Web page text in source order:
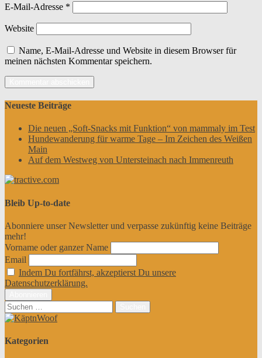
E-Mail-Adresse *
Website
Name, E-Mail-Adresse und Website in diesem Browser für
meinen nächsten Kommentar speichern.
Neueste Beiträge
Die neuen „Soft-Snacks mit Funktion“ von mammaly im Test
Hundewanderung für warme Tage – Im Zeichen des Weißen
Main
Auf dem Westweg von Untersteinach nach Immenreuth
Bleib Up-to-date
Abonniere unser Newsletter und verpasse zukünftig keine Beiträge
mehr!
Vorname oder ganzer Name
Email
Indem Du fortfährst, akzeptierst Du unsere
Datenschutzerklärung.
Suchen
nach:
Kategorien